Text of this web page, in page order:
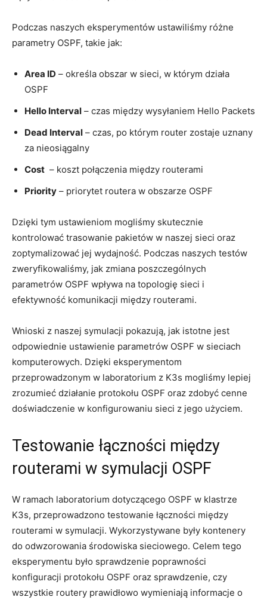
Podczas⁣ naszych⁤ eksperymentów ustawiliśmy ‌różne
parametry ‍OSPF, takie jak:
Area ID – określa obszar w sieci,‌ w którym ⁢działa
OSPF
Hello ⁤Interval ⁣– czas między‍ wysyłaniem‌ Hello Packets
Dead Interval – czas,⁢ po którym router⁢ zostaje uznany
za nieosiągalny
Cost ⁢ – koszt połączenia między routerami
Priority – priorytet routera w obszarze OSPF
Dzięki tym ⁤ustawieniom mogliśmy skutecznie​
kontrolować trasowanie pakietów w⁢ naszej sieci oraz
zoptymalizować ​jej‌ wydajność. Podczas naszych testów
zweryfikowaliśmy, jak zmiana poszczególnych
parametrów OSPF wpływa na topologię sieci i
efektywność komunikacji między routerami.
Wnioski z ⁣naszej ⁣symulacji pokazują, jak ​istotne jest
odpowiednie ustawienie parametrów OSPF w sieciach⁤
komputerowych. Dzięki eksperymentom
przeprowadzonym w laboratorium z K3s mogliśmy lepiej
zrozumieć‍ działanie protokołu OSPF oraz zdobyć⁣ cenne ​
doświadczenie w konfigurowaniu sieci z jego użyciem.
Testowanie łączności między
routerami‍ w symulacji OSPF
W ramach laboratorium dotyczącego OSPF ⁤w klastrze
K3s, ​przeprowadzono testowanie​ łączności między
routerami w symulacji. Wykorzystywane były kontenery
do‌ odwzorowania środowiska sieciowego. Celem tego
eksperymentu było sprawdzenie poprawności
konfiguracji ⁣protokołu OSPF oraz⁤ sprawdzenie, czy
wszystkie routery⁤ prawidłowo wymieniają informacje ⁣o